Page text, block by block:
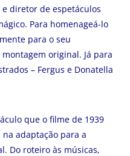
diretor de espetáculos
Para homenageá-lo
para o seu
original. Já para
– Fergus e Donatella
que o filme de 1939
adaptação para a
Do roteiro às músicas,